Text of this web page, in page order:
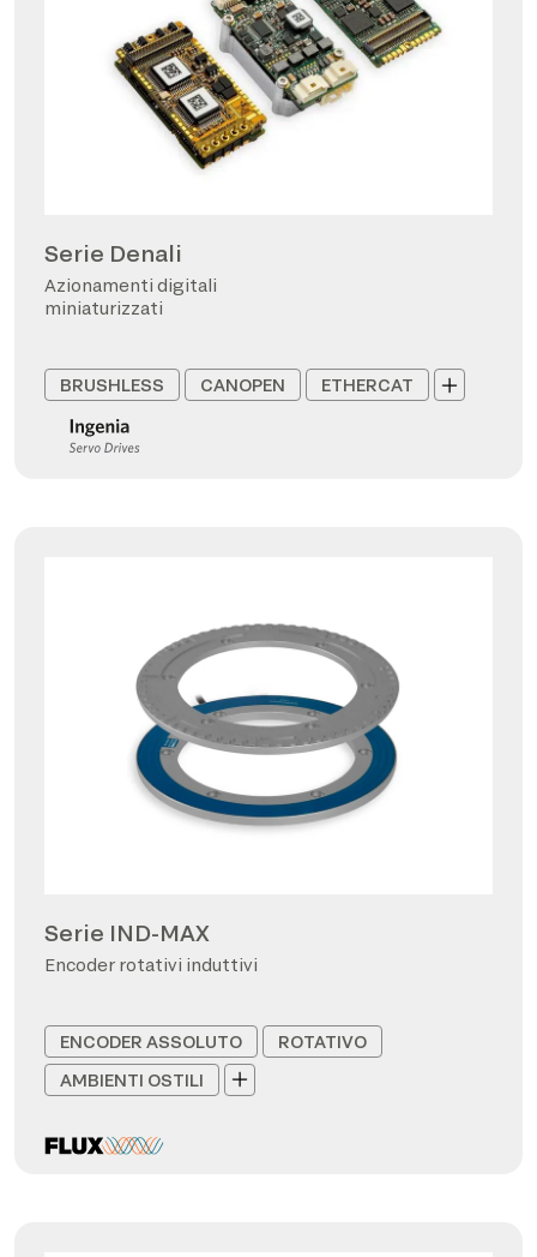
Serie Denali
Azionamenti digitali
miniaturizzati
BRUSHLESS CANOPEN ETHERCAT
Serie IND-MAX
Encoder rotativi induttivi
ENCODER ASSOLUTO
ROTATIVO
AMBIENTI OSTILI